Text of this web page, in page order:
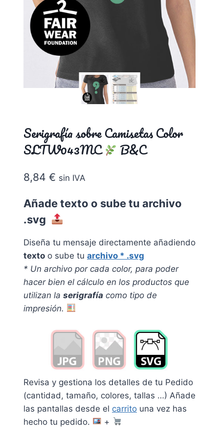
Serigrafía sobre Camisetas Color
SLTW043MC
B&C
8,84 € sin IVA
Añade texto o sube tu archivo
.svg
Diseña tu mensaje directamente añadiendo
texto o sube tu archivo * .svg
* Un archivo por cada color, para poder
hacer bien el cálculo en los productos que
utilizan la serigrafía como tipo de
impresión.
Revisa y gestiona los detalles de tu Pedido
(cantidad, tamaño, colores, tallas …) Añade
las pantallas desde el carrito una vez has
hecho tu pedido.
+